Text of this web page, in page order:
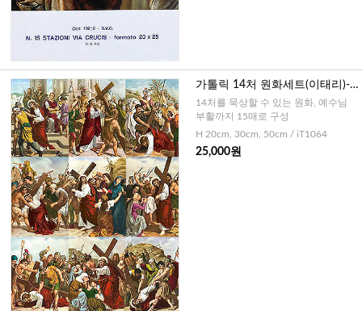
가톨릭 14처 원화세트(이태리)-
소,중,대
14처를 묵상할 수 있는 원화, 예수님
부활까지 15매로 구성
H 20cm, 30cm, 50cm / iT1064
25,000원